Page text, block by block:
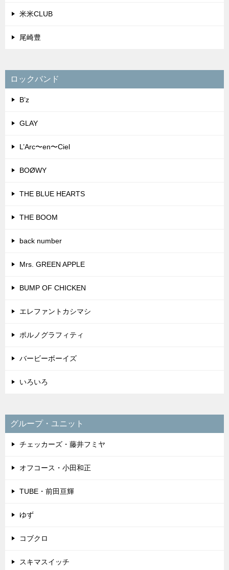
米米CLUB
尾崎豊
ロックバンド
B’z
GLAY
L’Arc〜en〜Ciel
BOØWY
THE BLUE HEARTS
THE BOOM
back number
Mrs. GREEN APPLE
BUMP OF CHICKEN
エレファントカシマシ
ポルノグラフィティ
バービーボーイズ
いろいろ
グループ・ユニット
チェッカーズ・藤井フミヤ
オフコース・小田和正
TUBE・前田亘輝
ゆず
コブクロ
スキマスイッチ